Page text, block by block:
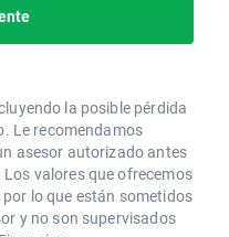
la posible pérdida
Le recomendamos
asesor autorizado antes
valores que ofrecemos
lo que están sometidos
y no son supervisados